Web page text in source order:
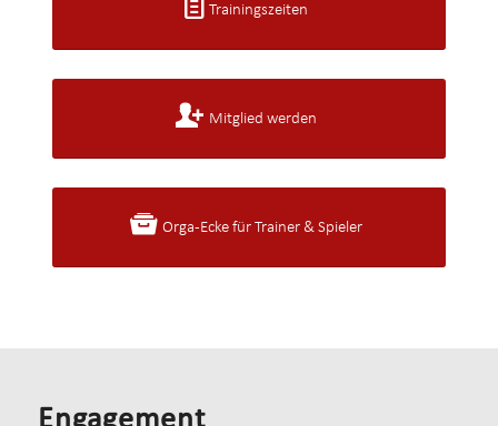
Trainingszeiten
Mitglied werden
Orga-Ecke für Trainer & Spieler